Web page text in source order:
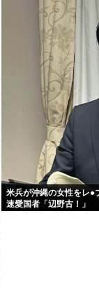
米兵が沖縄の女性をレ●
速愛国者「辺野古！」